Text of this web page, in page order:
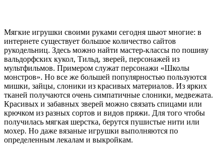
Мягкие игрушки своими руками сегодня шьют многие: в
интернете существует большое количество сайтов
рукодельниц. Здесь можно найти мастер-классы по пошиву
вальдорфских кукол, Тильд, зверей, персонажей из
мультфильмов. Примером служат персонажи «Школы
монстров». Но все же большей популярностью пользуются
мишки, зайцы, слоники из красивых материалов. Из ярких
тканей получаются очень симпатичные слоники, медвежата.
Красивых и забавных зверей можно связать спицами или
крючком из разных сортов и видов пряжи. Для того чтобы
получилась мягкая шерстка, берутся пушистые нити или
мохер. Но даже вязаные игрушки выполняются по
определенным лекалам и выкройкам.